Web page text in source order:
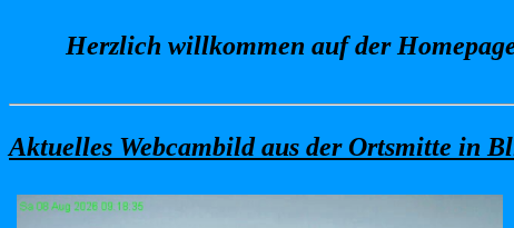
Herzlich willkommen auf der
Aktuelles Webcambild aus der Ortsmitte in